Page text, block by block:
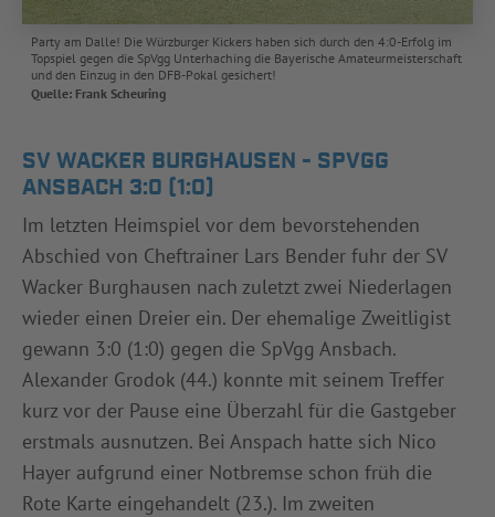
Party am Dalle! Die Würzburger Kickers haben sich durch den 4:0-Erfolg im
Topspiel gegen die SpVgg Unterhaching die Bayerische Amateurmeisterschaft
und den Einzug in den DFB-Pokal gesichert!
Quelle: Frank Scheuring
SV WACKER BURGHAUSEN - SPVGG
ANSBACH 3:0 (1:0)
Im letzten Heimspiel vor dem bevorstehenden
Abschied von Cheftrainer Lars Bender fuhr der SV
Wacker Burghausen nach zuletzt zwei Niederlagen
wieder einen Dreier ein. Der ehemalige Zweitligist
gewann 3:0 (1:0) gegen die SpVgg Ansbach.
Alexander Grodok (44.) konnte mit seinem Treffer
kurz vor der Pause eine Überzahl für die Gastgeber
erstmals ausnutzen. Bei Anspach hatte sich Nico
Hayer aufgrund einer Notbremse schon früh die
Rote Karte eingehandelt (23.). Im zweiten